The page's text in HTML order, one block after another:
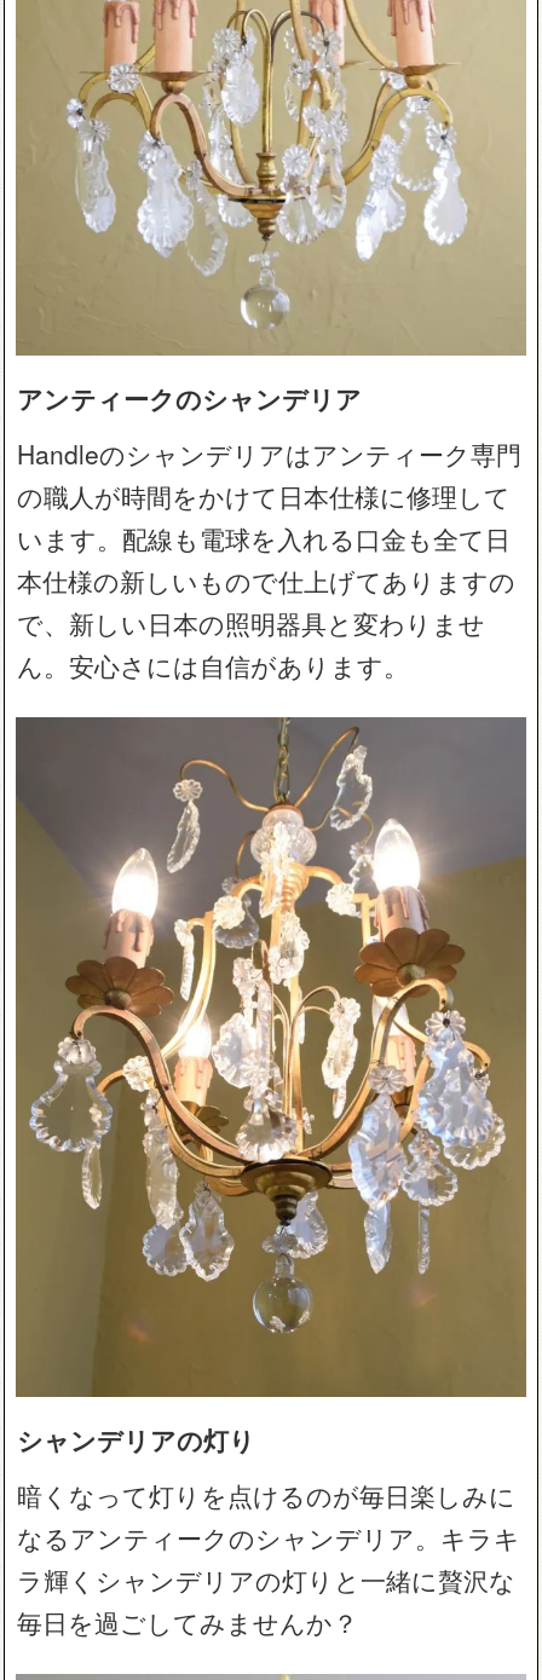
アンティークのシャンデリア
Handleのシャンデリアはアンティーク専門
の職人が時間をかけて日本仕様に修理して
います。配線も電球を入れる口金も全て日
本仕様の新しいもので仕上げてありますの
で、新しい日本の照明器具と変わりませ
ん。安心さには自信があります。
シャンデリアの灯り
暗くなって灯りを点けるのが毎日楽しみに
なるアンティークのシャンデリア。キラキ
ラ輝くシャンデリアの灯りと一緒に贅沢な
毎日を過ごしてみませんか？